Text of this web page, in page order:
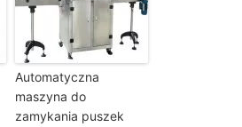
Automatyczna
maszyna do
zamykania puszek